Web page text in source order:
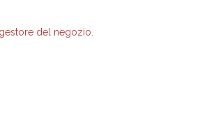
del negozio.